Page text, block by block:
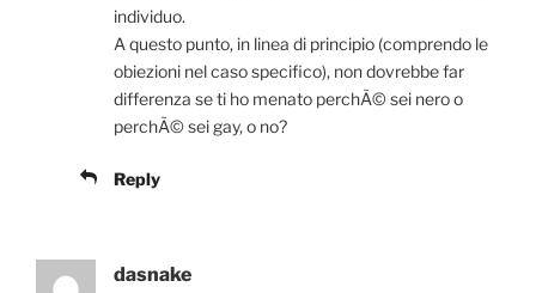
individuo.
A questo punto, in linea di principio (comprendo le
obiezioni nel caso specifico), non dovrebbe far
differenza se ti ho menato perchÃ© sei nero o
perchÃ© sei gay, o no?
Reply
dasnake